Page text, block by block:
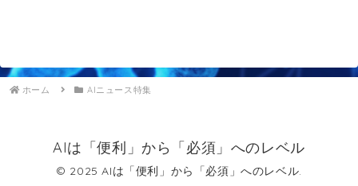
ホーム AIニュース特集
AIは「便利」から「必須」へのレベル
© 2025 AIは「便利」から「必須」へのレベル.